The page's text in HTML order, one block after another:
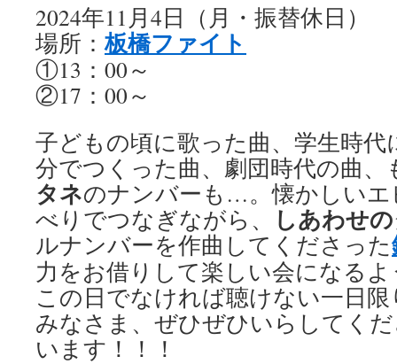
2024年11月4日（月・振替休日）
場所：板橋ファイト
①13：00～
②17：00～
子どもの頃に歌った曲、学生時
分でつくった曲、劇団時代の曲、
タネのナンバーも…。懐かしい
べりでつなぎながら、
しあわせ
ルナンバーを作曲してくださった
力をお借りして楽しい会になる
この日でなければ聴けない一日
みなさま、ぜひぜひいらしてく
います！！！